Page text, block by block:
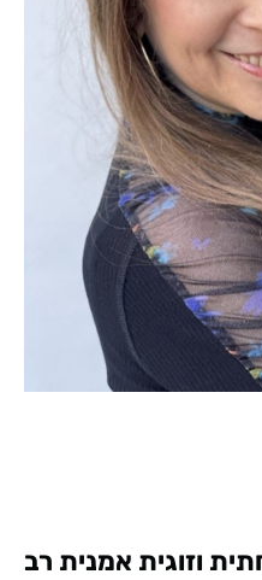
וזוגית אמנית רב